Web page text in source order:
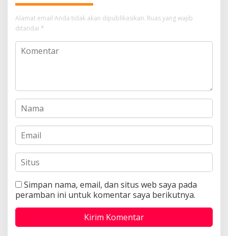
Alamat email Anda tidak akan dipublikasikan. Ruas yang wajib
ditandai *
Simpan nama, email, dan situs web saya pada
peramban ini untuk komentar saya berikutnya.